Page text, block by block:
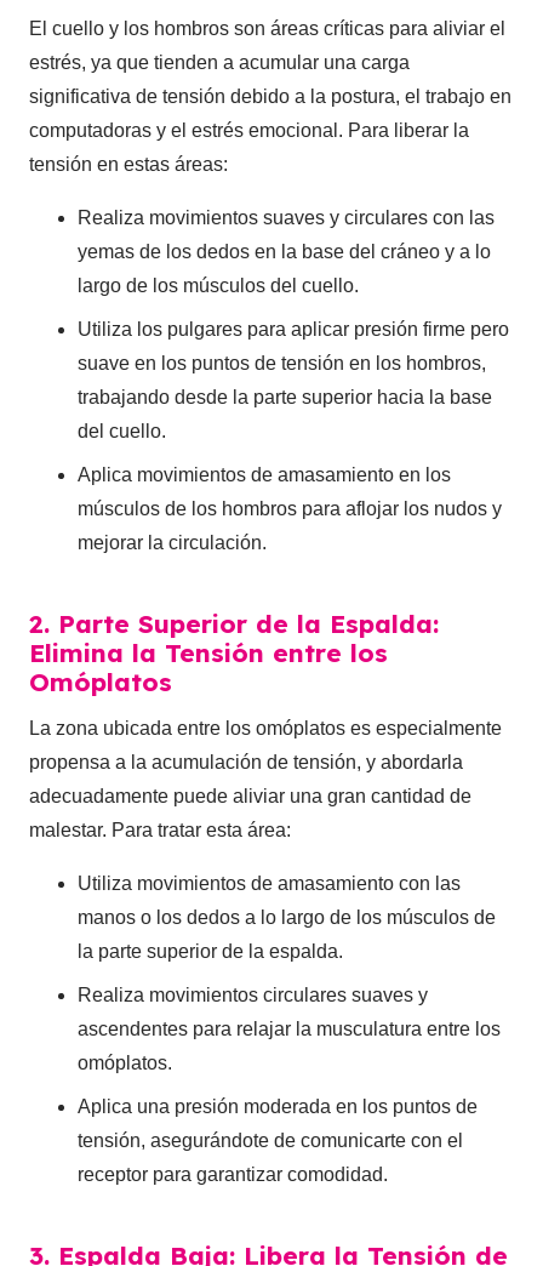
El cuello y los hombros son áreas críticas para aliviar el
estrés, ya que tienden a acumular una carga
significativa de tensión debido a la postura, el trabajo en
computadoras y el estrés emocional. Para liberar la
tensión en estas áreas:
Realiza movimientos suaves y circulares con las
yemas de los dedos en la base del cráneo y a lo
largo de los músculos del cuello.
Utiliza los pulgares para aplicar presión firme pero
suave en los puntos de tensión en los hombros,
trabajando desde la parte superior hacia la base
del cuello.
Aplica movimientos de amasamiento en los
músculos de los hombros para aflojar los nudos y
mejorar la circulación.
2. Parte Superior de la Espalda:
Elimina la Tensión entre los
Omóplatos
La zona ubicada entre los omóplatos es especialmente
propensa a la acumulación de tensión, y abordarla
adecuadamente puede aliviar una gran cantidad de
malestar. Para tratar esta área:
Utiliza movimientos de amasamiento con las
manos o los dedos a lo largo de los músculos de
la parte superior de la espalda.
Realiza movimientos circulares suaves y
ascendentes para relajar la musculatura entre los
omóplatos.
Aplica una presión moderada en los puntos de
tensión, asegurándote de comunicarte con el
receptor para garantizar comodidad.
3. Espalda Baja: Libera la Tensión de